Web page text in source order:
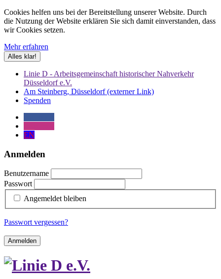
Cookies helfen uns bei der Bereitstellung unserer Website. Durch
die Nutzung der Website erklären Sie sich damit einverstanden, dass
wir Cookies setzen.
Mehr erfahren
Alles klar!
Linie D - Arbeitsgemeinschaft historischer Nahverkehr
Düsseldorf e.V.
Am Steinberg, Düsseldorf (externer Link)
Spenden
EN
Anmelden
Benutzername
Passwort
Angemeldet bleiben
Passwort vergessen?
Anmelden